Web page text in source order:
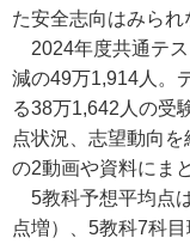
た安全志向はみられ
2024年度共通テス
減の49万1,914人。
る38万1,642人の受
点状況、志望動向を
の2動画や資料にま
5教科予想平均点
点増）、5教科7科